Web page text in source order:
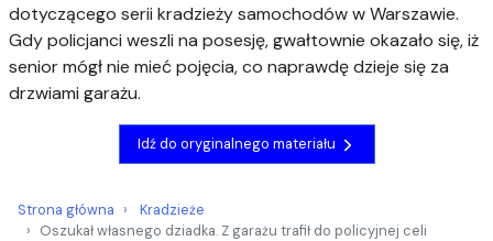
dotyczącego serii kradzieży samochodów w Warszawie.
Gdy policjanci weszli na posesję, gwałtownie okazało się, iż
senior mógł nie mieć pojęcia, co naprawdę dzieje się za
drzwiami garażu.
Idź do oryginalnego materiału
Strona główna
Kradzieże
Oszukał własnego dziadka. Z garażu trafił do policyjnej celi